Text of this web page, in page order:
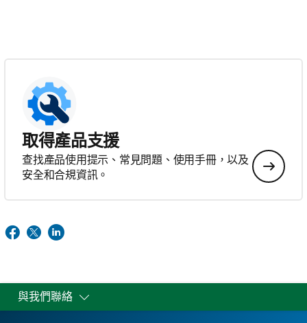
取得產品支援
查找產品使用提示、常見問題、使用手冊，以及
安全和合規資訊。
與我們聯絡